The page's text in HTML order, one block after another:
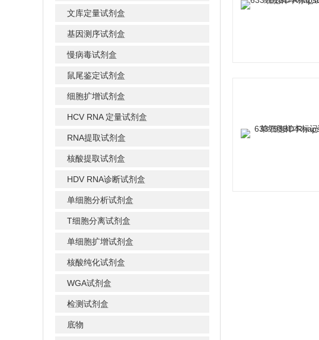
文库定量试剂盒
基因测序试剂盒
慢病毒试剂盒
鼠尾鉴定试剂盒
细胞扩增试剂盒
HCV RNA 定量试剂盒
RNA提取试剂盒
核酸提取试剂盒
HDV RNA诊断试剂盒
单细胞分析试剂盒
T细胞分离试剂盒
单细胞扩增试剂盒
核酸纯化试剂盒
WGA试剂盒
检测试剂盒
底物